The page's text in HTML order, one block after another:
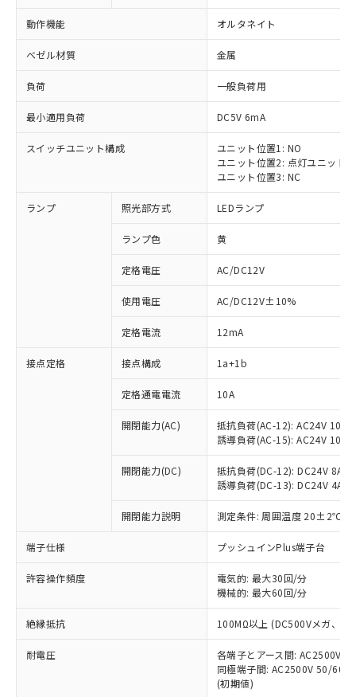
動作機能 オルタネイト
ベゼル材質 金属
負荷 一般負荷用
最小適用負荷 DC5V 6mA
スイッチユニット構成
ユニット位置1: NO
ユニット位置2: 点灯ユニット
ユニット位置3: NC
ランプ 照光部方式 LEDランプ
ランプ色 黄
定格電圧 AC/DC12V
使用電圧 AC/DC12V±10%
定格電流 12mA
接点定格 接点構成 1a+1b
定格通電電流 10A
開閉能力(AC)
抵抗負荷(AC-12): AC24V 10A/
誘導負荷(AC-15): AC24V
開閉能力(DC)
抵抗負荷(DC-12): DC24V 8A/
誘導負荷(DC-13): DC24V 4A/
開閉能力説明 測定条件: 周囲温度 20±2℃、
端子仕様 プッシュインPlus端子台
許容操作頻度
電気的: 最大30回/分
機械的: 最大60回/分
絶縁抵抗 100MΩ以上 (DC500Vメガ、点
耐電圧
各端子とアース間: AC2500V
同極端子間: AC2500V 50/
(初期値)
ご利用条件
ご利用ください。
本サービスは、当社制御機器事業取扱
商品の当社在庫状況および標準価格
(税抜)を提供させていただくもので
当社制御機器事業取扱商品の中には、
本サービスの対象外となる商品もある
ことをご了承ください。
在庫状況および標準価格照会結果は、
対応済み：EU RoHS指令（10物質）の
非含有に対応した製品が提供可能な商品で
対応予定：EU RoHS指令（10物質）の非含
有に対応した製品に切り替える予定のある
対応予定なし：EU RoHS指令（10物質）の
非含有に非対応の商品で、対応品を出す予
定はありません。
調査・確認中：EU RoHS指令（10物質）の
非含有の対応状況を調査中または確認中の
害物質有無と関係のない商品です。
仕入先様の事情により、非含有部品として
いたものが、含有品と判明した場合などや
むを得ず変更することがあります。
※1 中国RoHS○×表
「○」：最大均質材料含有率が中国RoHSの
基準値以下であることを示します。
「×」：最大均質材料含有率が中国RoHSの
基準値を超えていることを示します。
「－」：未確認です。当社販売部門へお問
当社は、これら貴社製品のうち、外国
為替および外国貿易法に定める商品